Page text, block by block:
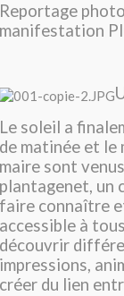
Reportage
manifestation
Le soleil a
de matinée et le
maire sont
plantagenet, un
faire connaître
accessible à
découvrir
impressions,
créer du lien